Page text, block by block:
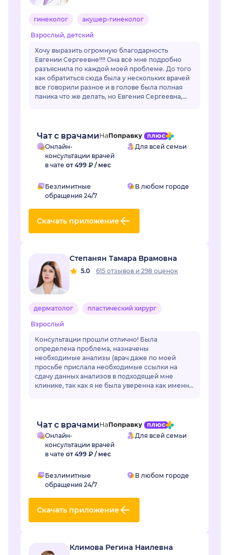
гинеколог акушер-гинеколог
Взрослый, детский
Хочу выразить огромную благодарность
Евгении Сергеевне!!!! Она всё мне подробно
разъяснила по каждой моей проблеме. До того
как обратиться сюда была у нескольких врачей
все говорили разное и в голове была полная
паника что же делать, но Евгения Сергеевна,
Чат с врачами
Онлайн-
консультации врачей
в чате от 499 ₽ / мес
Для всей семьи
Безлимитные
обращения 24/7
В любом городе
Скачать приложение
Степанян Тамара Врамовна
5.0 615 отзывов и 298 оценок
дерматолог пластический хирург
Взрослый
Консультации прошли отлично! Была
определена проблема, назначены
необходимые анализы (врач даже по моей
просьбе прислала необходимые ссылки на
сдачу данных анализов в подходящей мне
клинике, так как я не была уверенна как именно
Чат с врачами
Онлайн-
консультации врачей
в чате от 499 ₽ / мес
Для всей семьи
Безлимитные
обращения 24/7
В любом городе
Скачать приложение
Климова Регина Наилевна